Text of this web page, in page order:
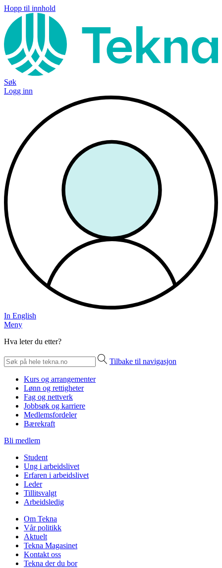
Hopp til innhold
Søk
Logg inn
In English
Meny
Hva leter du etter?
Tilbake til navigasjon
Kurs og arrangementer
Lønn og rettigheter
Fag og nettverk
Jobbsøk og karriere
Medlemsfordeler
Bærekraft
Bli medlem
Student
Ung i arbeidslivet
Erfaren i arbeidslivet
Leder
Tillitsvalgt
Arbeidsledig
Om Tekna
Vår politikk
Aktuelt
Tekna Magasinet
Kontakt oss
Tekna der du bor